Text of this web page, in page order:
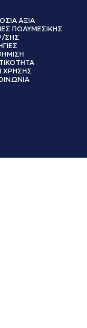
ΑΞΙΑ
ΠΟΛΥΜΕΣΙΚΗΣ
ΣΗΣ
ΧΡΗΣΗΣ